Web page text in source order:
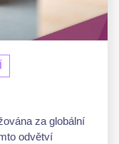
za globální
odvětví